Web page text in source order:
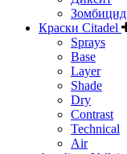
Зомбицид
Краски Citadel
Sprays
Base
Layer
Shade
Dry
Contrast
Technical
Air